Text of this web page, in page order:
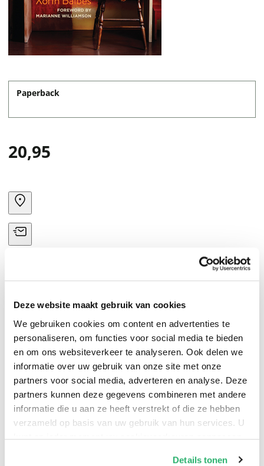
Deze website maakt gebruik van cookies
We gebruiken cookies om content en advertenties te
personaliseren, om functies voor social media te bieden
en om ons websiteverkeer te analyseren. Ook delen we
informatie over uw gebruik van onze site met onze
partners voor social media, adverteren en analyse. Deze
partners kunnen deze gegevens combineren met andere
informatie die u aan ze heeft verstrekt of die ze hebben
verzameld op basis van uw gebruik van hun services. U
kunt op ieder moment uw cookievoorkeuren aanpassen
Details tonen
Paperback
20,95